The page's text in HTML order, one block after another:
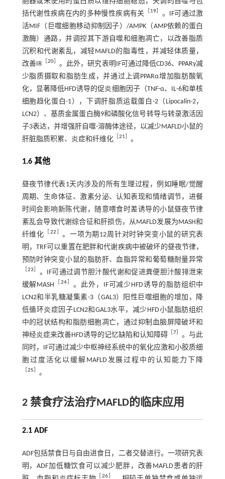
括代谢性疾病在内的多种慢性疾病有关
［19］ 。IF可通过激
活MIF（巨噬细胞移动抑制因子）/AMPK（AMP依赖的蛋白
激酶）通路，并调控其下游自噬和细胞凋亡，以改善脂质
沉积和代谢紊乱，减轻MAFLD的脂毒性，并减轻体质量，
改善IR ［20］ 。此外，研究表明IF可通过降低CD36、PPARγ减
少脂质摄取和脂肪生成，并通过上调PPARα增加脂肪酸氧
化，显著降低HFD诱导的促炎细胞因子（TNF-α、IL-6和单核
细胞趋化蛋白-1），下调肝脂质运载蛋白-2（Lipocalin-2，
LCN2）、基质金属蛋白酶9和磷酸化信号转导与转录激活因
子3表达，并增强肝自噬-溶酶体途径，以减少MAFLD小鼠的
肝脏脂质积累、炎症和纤维化 ［21］ 。
1.6 其他
昼夜节律代表1天内涉及的所有生理过程，例如睡眠/觉醒
周期、生命体征、激素分泌、认知表现和情绪调节，进餐
时间会影响新陈代谢，随意喂食时差诱导的小鼠昼夜节律
紊乱会导致代谢综合征和肝损伤，从MAFLD发展为MASH和
纤维化 ［22］ 。一项为期12周针对时钟突变小鼠的研究表
明，TRF可以重置在肥胖和代谢疾病中被破坏的昼夜节律，
预防时钟突变小鼠的脂肪肝、血脂异常和葡萄糖耐量异常
［23］ 。IF可通过调节胆汁酸代谢和促进粪便胆汁酸排泄来
缓解MASH
［24］ 。此外，IF可减少HFD诱导的脂肪组织中
LCN2和半乳糖凝集素-3（GAL3）阳性巨噬细胞的增加，降
低循环炎症因子LCN2和GAL3水平，减少HFD小鼠脂肪组织
中的冠状结构和脂肪细胞凋亡，通过抑制血脑屏障破坏和
神经炎症来改善HFD诱导的记忆缺陷和认知障碍 ［7］ 。与此
同时，IF可通过减少中枢神经系统中的氧化应激和小胶质细
胞过度活化以缓解MAFLD发展过程中的认知能力下降
［25］ 。
2 禁食疗法治疗MAFLD的临床应用
2.1 ADF
ADF包括禁食日与自由进食日，二者交替进行。一项研究表
明，ADF加低糖饮食可以减少肥胖，改善MAFLD患者的肝
［26］